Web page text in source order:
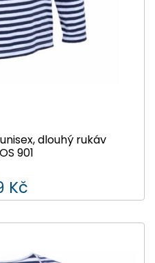
dlouhý rukáv
901
Kč